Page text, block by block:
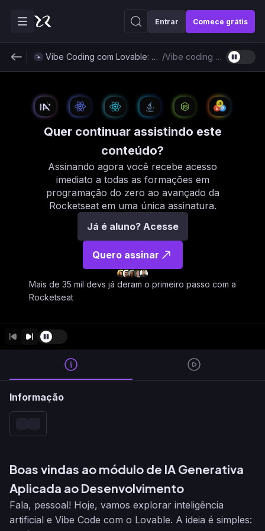
Entrar Comece grátis
Vibe Coding com Lovable: Criando produtos com IA / Vibe coding com Lovable
Quer continuar assistindo este
conteúdo?
Assinando agora você recebe acesso
imediato a todas as formações em
programação do zero ao avançado da
Rocketseat em uma única assinatura.
Já é aluno? Acesse
Quero assinar
Mais de 35 mil devs já deram o primeiro passo com a
Rocketseat
Informação
Boas vindas ao módulo de IA Generativa
Aplicada ao Desenvolvimento
Fala, pessoal! Hoje, vamos explorar inteligência
artificial e Vibe Code com o Lovable. A ideia é simples: